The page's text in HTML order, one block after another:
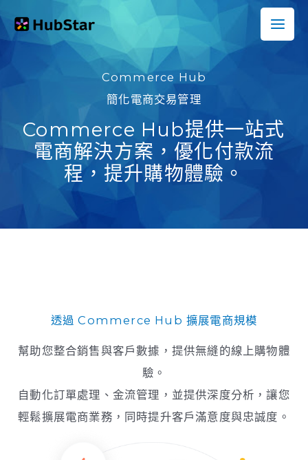
至
Commerce Hub
簡化電商交易管理
Commerce Hub提供一站式
電商解決方案，優化付款流
程，提升購物體驗。
透過 Commerce Hub 擴展電商規模
幫助您整合銷售與客戶數據，提供無縫的線上購物體
驗。
自動化訂單處理、金流管理，並提供深度分析，讓您
輕鬆擴展電商業務，同時提升客戶滿意度與忠誠度。